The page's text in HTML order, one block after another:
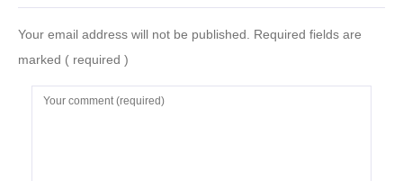
Your email address will not be published. Required fields are
marked ( required )